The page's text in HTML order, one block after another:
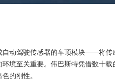
动驾驶传感器的车顶模块——将传
境至关重要。伟巴斯特凭借数十
的刚性。